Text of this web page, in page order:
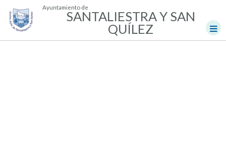
Ayuntamiento de
SANTALIESTRA Y SAN
QUÍLEZ